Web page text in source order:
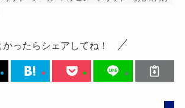
かったらシェアしてね！